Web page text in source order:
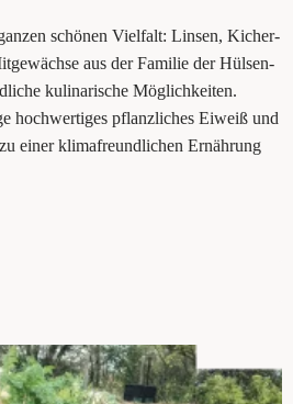
schö­nen Viel­falt: Lin­sen, Kicher­
aus der Fami­lie der Hül­sen­
kuli­na­ri­sche Mög­lich­kei­ten.
hoch­wer­ti­ges pflanz­li­ches Eiweiß und
einer kli­ma­freund­li­chen Ernährung